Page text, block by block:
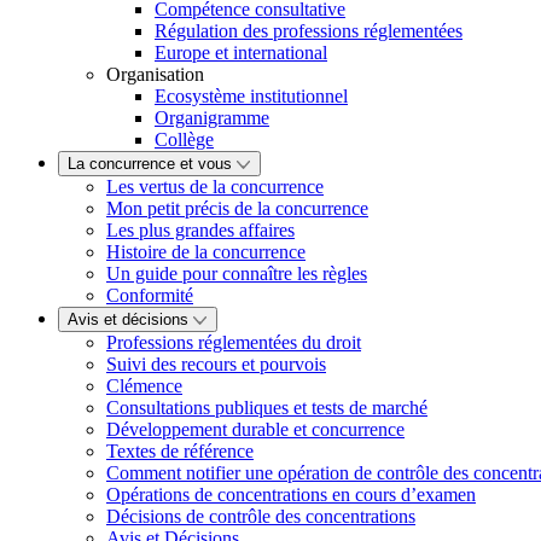
Compétence consultative
Régulation des professions réglementées
Europe et international
Organisation
Ecosystème institutionnel
Organigramme
Collège
La concurrence et vous
Les vertus de la concurrence
Mon petit précis de la concurrence
Les plus grandes affaires
Histoire de la concurrence
Un guide pour connaître les règles
Conformité
Avis et décisions
Professions réglementées du droit
Suivi des recours et pourvois
Clémence
Consultations publiques et tests de marché
Développement durable et concurrence
Textes de référence
Comment notifier une opération de contrôle des
Opérations de concentrations en cours d’examen
Décisions de contrôle des concentrations